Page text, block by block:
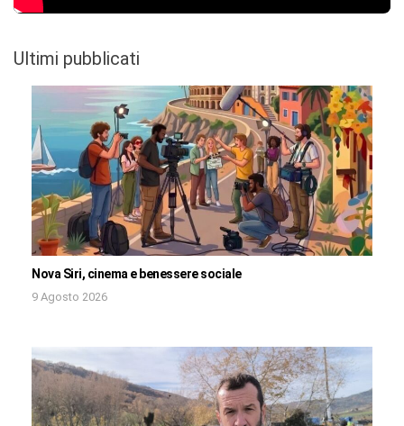
Ultimi pubblicati
Nova Siri, cinema e benessere sociale
9 Agosto 2026